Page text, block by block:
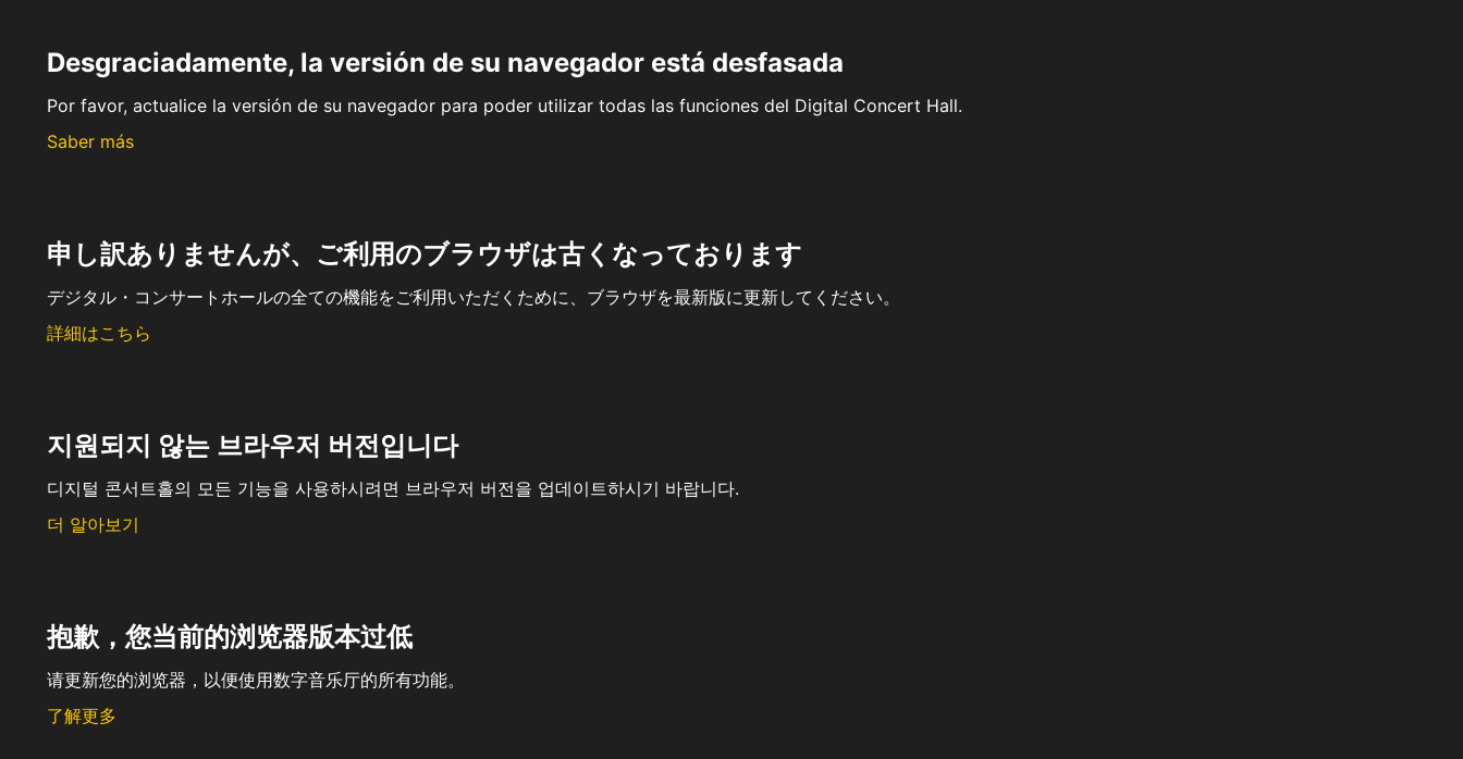
Desgraciadamente, la versión de su navegador está desfasada
Por favor, actualice la versión de su navegador para poder utilizar todas las funciones del Digital Concert Hall.
Saber más
申し訳ありませんが、ご利用のブラウザは古くなっております
デジタル・コンサートホールの全ての機能をご利用いただくために、ブラウザを最新版に更新してください。
詳細はこちら
지원되지 않는 브라우저 버전입니다
디지털 콘서트홀의 모든 기능을 사용하시려면 브라우저 버전을 업데이트하시기 바랍니다.
더 알아보기
抱歉，您当前的浏览器版本过低
请更新您的浏览器，以便使用数字音乐厅的所有功能。
了解更多